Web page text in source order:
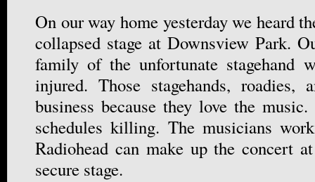
On our way home yesterday we heard
collapsed stage at Downsview Park.
family of the unfortunate stagehand
injured. Those stagehands, roadies,
business because they love the
schedules killing. The musicians
Radiohead can make up the concert
secure stage.